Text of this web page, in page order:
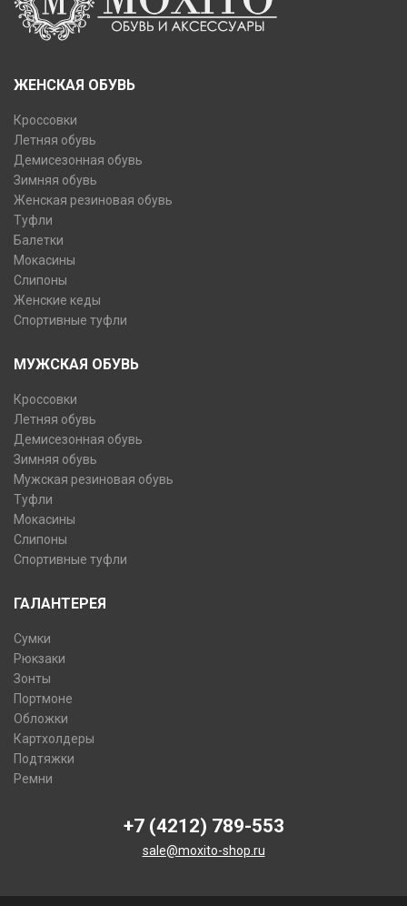
ЖЕНСКАЯ ОБУВЬ
Кроссовки
Летняя обувь
Демисезонная обувь
Зимняя обувь
Женская резиновая обувь
Туфли
Балетки
Мокасины
Слипоны
Женские кеды
Спортивные туфли
МУЖСКАЯ ОБУВЬ
Кроссовки
Летняя обувь
Демисезонная обувь
Зимняя обувь
Мужская резиновая обувь
Туфли
Мокасины
Слипоны
Спортивные туфли
ГАЛАНТЕРЕЯ
Сумки
Рюкзаки
Зонты
Портмоне
Обложки
Картхолдеры
Подтяжки
Ремни
+7 (4212) 789-553
sale@moxito-shop.ru